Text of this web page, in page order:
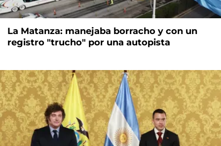
La Matanza: manejaba borracho y con un
registro "trucho" por una autopista